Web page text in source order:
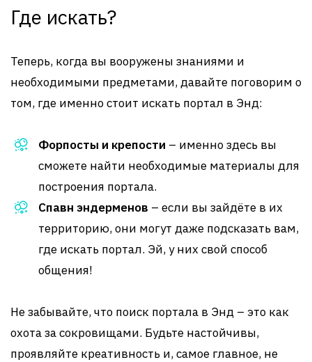
Где искать?
Теперь, когда вы вооружены знаниями и
необходимыми предметами, давайте поговорим о
том, где именно стоит искать портал в Энд:
Форпосты и крепости – именно здесь вы
сможете найти необходимые материалы для
построения портала.
Спавн эндерменов – если вы зайдёте в их
территорию, они могут даже подсказать вам,
где искать портал. Эй, у них свой способ
общения!
Не забывайте, что поиск портала в Энд – это как
охота за сокровищами. Будьте настойчивы,
проявляйте креативность и, самое главное, не